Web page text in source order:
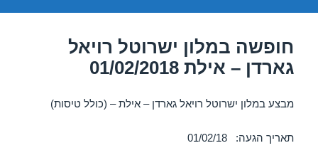
חופשה במלון ישרוטל רויאל
גארדן – אילת 01/02/2018
מבצע במלון ישרוטל רויאל גארדן – אילת – (כולל טיסות)
תאריך הגעה: 01/02/18